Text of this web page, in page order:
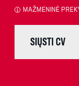
MAŽMENINĖ
SIŲSTI CV